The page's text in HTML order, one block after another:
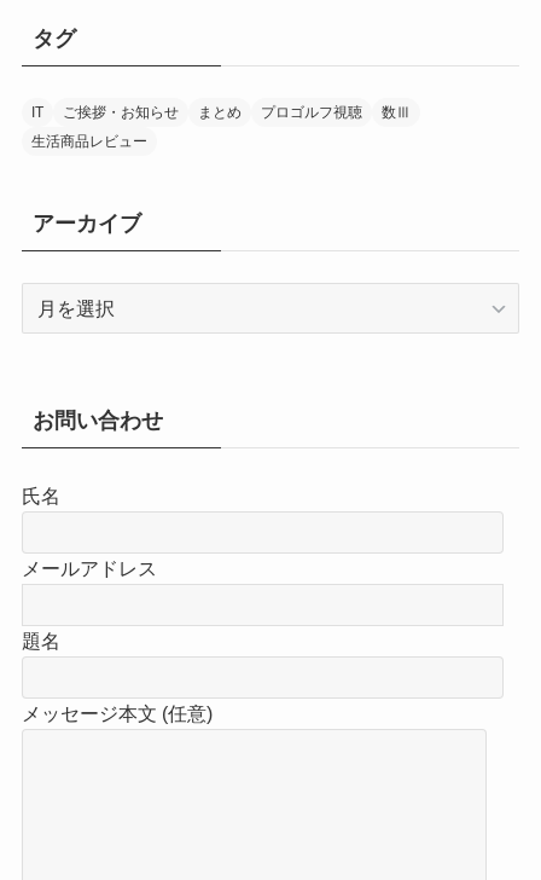
タグ
IT ご挨拶・お知らせ まとめ プロゴルフ視聴
数Ⅲ
生活商品レビュー
アーカイブ
ブお問い合わせ
氏名
メールアドレス
題名
メッセージ本文 (任意)